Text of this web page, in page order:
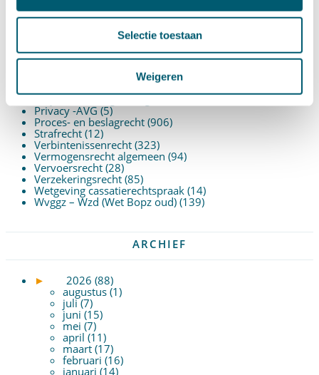
Selectie toestaan
Weigeren
Mededingingsrecht(26)
Omgevingsrecht(1)
Ondernemingsrecht(104)
Onteigeningsrecht(72)
Overheidsrecht(183)
Personen- en familierecht(220)
Prejudiciële vragen Hoge Raad(153)
Privacy -AVG(5)
Proces- en beslagrecht (906)
Strafrecht (12)
Verbintenissenrecht (323)
Vermogensrecht algemeen (94)
Vervoersrecht (28)
Verzekeringsrecht (85)
Wetgeving cassatierechtspraak (14)
Wvggz – Wzd (Wet Bopz oud) (139)
ARCHIEF
►
2026 (88)
augustus (1)
juli (7)
juni (15)
mei (7)
april (11)
maart (17)
februari (16)
januari (14)